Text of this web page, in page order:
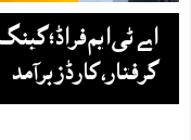
گرفتار، کارڈز برآمد